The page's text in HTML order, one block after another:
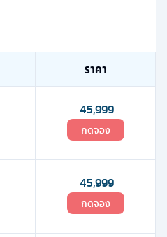
ราคา
45,999
กดจอง
45,999
กดจอง